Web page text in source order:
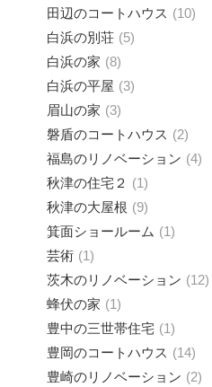
田辺のコートハウス
10
白浜の別荘
5
白浜の家
8
白浜の平屋
3
眉山の家
3
磐盾のコートハウス
2
福島のリノベーション
4
秋津の住宅２
1
秋津の大屋根
9
箕面ショールーム
1
芸術
1
茨木のリノベーション
12
蜂伏の家
1
豊中の三世帯住宅
1
豊岡のコートハウス
14
豊崎のリノベーション
2